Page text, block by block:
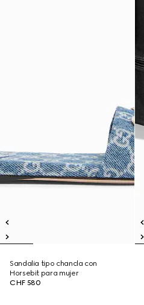
Sandalia tipo chancla con
Horsebit para mujer
CHF 580